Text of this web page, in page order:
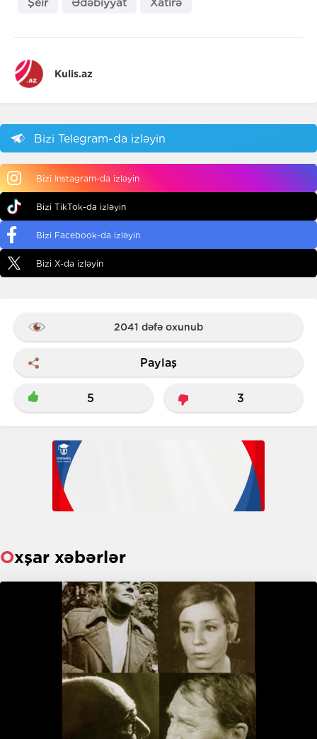
Şeir Ədəbiyyat Xatirə
Kulis.az
Bizi Telegram-da izləyin
Bizi Instagram-da izləyin
Bizi TikTok-da izləyin
Bizi Facebook-da izləyin
Bizi X-da izləyin
2041 dəfə oxunub
Paylaş
5 3
Oxşar xəbərlər